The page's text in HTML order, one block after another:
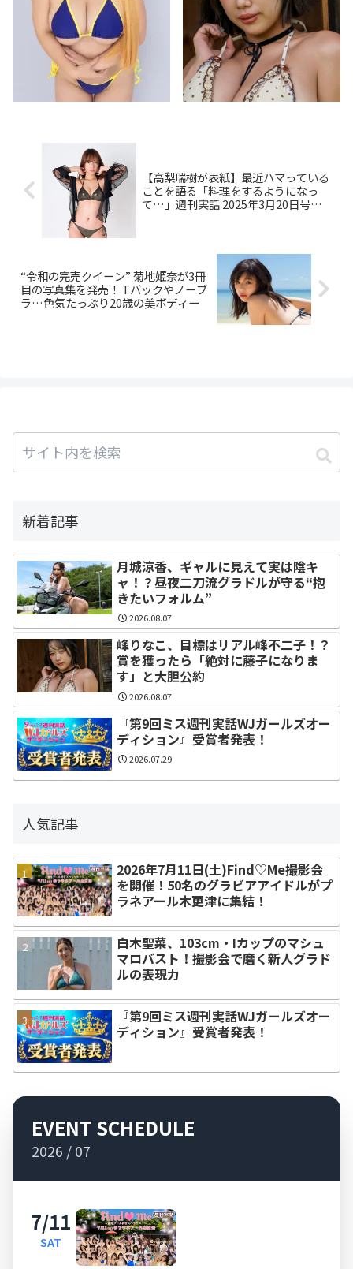
【高梨瑞樹が表紙】最近ハマっている
ことを語る「料理をするようになっ
て…」週刊実話 2025年3月20日号は3
“令和の完売クイーン” 菊地姫奈が3冊
目の写真集を発売！ Tバックやノーブ
ラ…色気たっぷり20歳の美ボディー
新着記事
月城涼香、ギャルに見えて実は陰キ
ャ！？昼夜二刀流グラドルが守る“抱
きたいフォルム”
2026.08.07
峰りなこ、目標はリアル峰不二子！？
賞を獲ったら「絶対に藤子になりま
す」と大胆公約
2026.08.07
『第9回ミス週刊実話WJガールズオー
ディション』受賞者発表！
2026.07.29
人気記事
2026年7月11日(土)Find♡Me撮影会
を開催！50名のグラビアアイドルがプ
ラネアール木更津に集結！
白木聖菜、103cm・Iカップのマシュ
マロバスト！撮影会で磨く新人グラド
ルの表現力
『第9回ミス週刊実話WJガールズオー
ディション』受賞者発表！
EVENT SCHEDULE
2026 / 07
7/11
SAT